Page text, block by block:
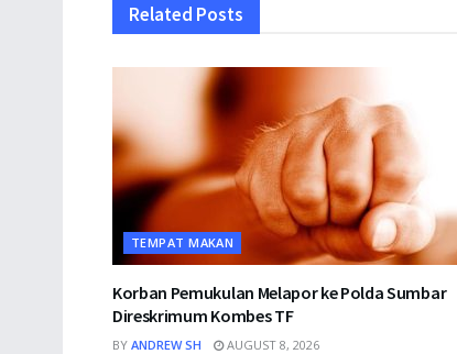
Related Posts
TEMPAT MAKAN
Korban Pemukulan Melapor ke Polda Sumbar
Direskrimum Kombes TF
BY ANDREW SH AUGUST 8, 2026